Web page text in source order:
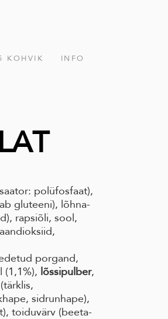
KOHVIK INFO
polüfosfaat),
gluteeni), lõhna-
rapsiõli, sool,
porgand,
(1,1%), lõssipulber,
sidrunhape),
toiduvärv (beeta-